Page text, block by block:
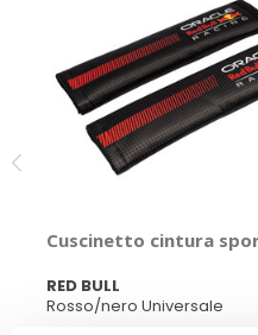
Cuscinetto cintura
RED BULL
Rosso/nero Universale